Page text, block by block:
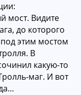
мост. Видите
до которого
этим мостом
В
какую-то
маг. И вот